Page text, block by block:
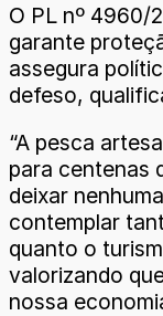
O PL nº 4960/
garante
assegura
defeso,
“A pesca
para centenas
deixar
contemplar
quanto o
valorizando
nossa